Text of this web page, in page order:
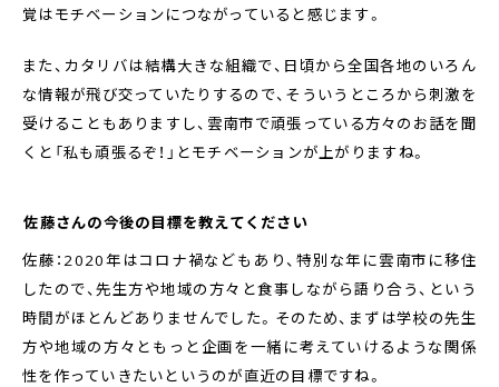
覚はモチベーションにつながっていると感じます。
また、カタリバは結構大きな組織で、日頃から全国各地のいろん
な情報が飛び交っていたりするので、そういうところから刺激を
受けることもありますし、雲南市で頑張っている方々のお話を聞
くと「私も頑張るぞ！」とモチベーションが上がりますね。
――佐藤さんの今後の目標を教えてください
佐藤：2020年はコロナ禍などもあり、特別な年に雲南市に移住
したので、先生方や地域の方々と食事しながら語り合う、という
時間がほとんどありませんでした。そのため、まずは学校の先生
方や地域の方々ともっと企画を一緒に考えていけるような関係
性を作っていきたいというのが直近の目標ですね。